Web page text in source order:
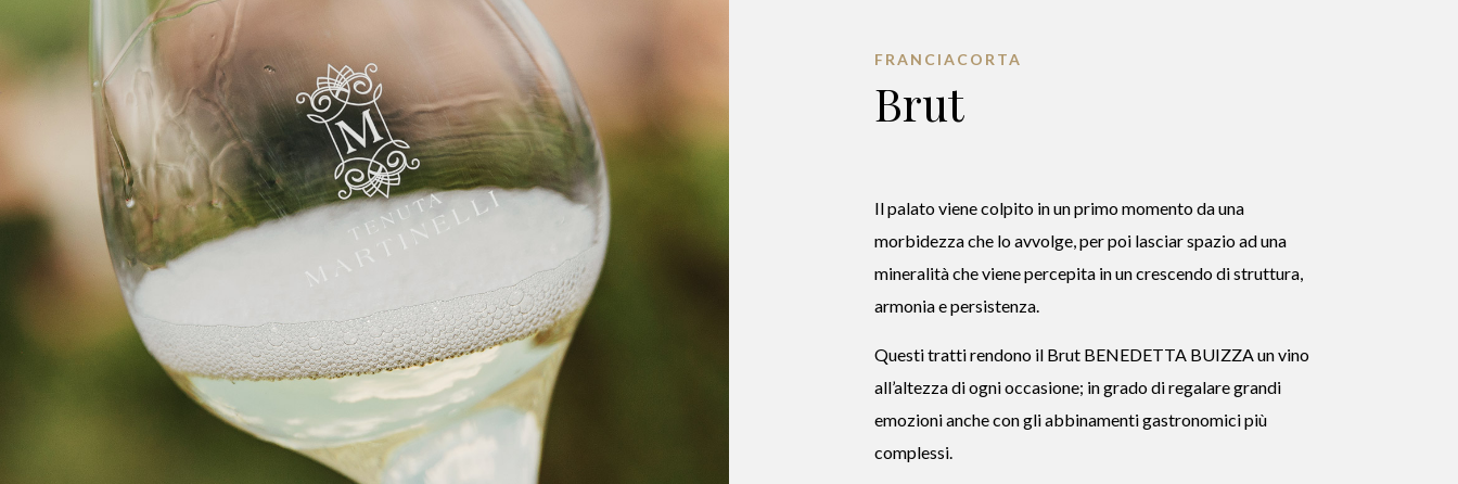
FRANCIACORTA
Brut
Il palato viene colpito in un primo momento da una
morbidezza che lo avvolge, per poi lasciar spazio ad una
mineralità che viene percepita in un crescendo di struttura,
armonia e persistenza.
Questi tratti rendono il Brut BENEDETTA BUIZZA un vino
all’altezza di ogni occasione; in grado di regalare grandi
emozioni anche con gli abbinamenti gastronomici più
complessi.